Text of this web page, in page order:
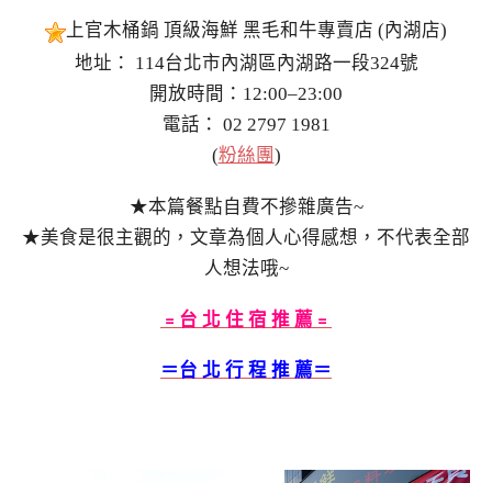
上官木桶鍋 頂級海鮮 黑毛和牛專賣店 (內湖店)
地址： 114台北市內湖區內湖路一段324號
開放時間：12:00–23:00
電話： 02 2797 1981
(粉絲團)
★本篇餐點自費不摻雜廣告~
★美食是很主觀的，文章為個人心得感想，不代表全部
人想法哦~
﹦台 北 住 宿 推 薦﹦
＝台 北 行 程 推 薦＝